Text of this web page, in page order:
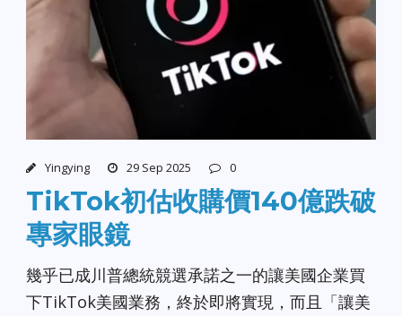
Yingying 29 Sep 2025 0
TikTok初估收購價140億跌破
專家眼鏡
幾乎已成川普總統競選承諾之一的讓美國企業買
下TikTok美國業務，終於即將實現，而且「讓美